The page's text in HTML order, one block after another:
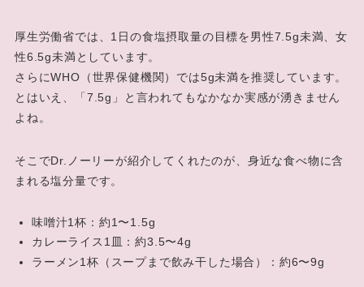
厚生労働省では、1日の食塩摂取量の目標を男性7.5g未満、女
性6.5g未満としています。
さらにWHO（世界保健機関）では5g未満を推奨しています。
とはいえ、「7.5g」と言われてもなかなか実感が湧きません
よね。
そこでDr.ノーリーが紹介してくれたのが、身近な食べ物に含
まれる塩分量です。
味噌汁1杯：約1〜1.5g
カレーライス1皿：約3.5〜4g
ラーメン1杯（スープまで飲み干した場合）：約6〜9g